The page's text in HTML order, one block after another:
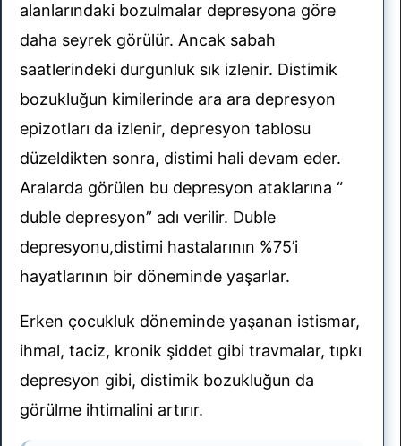
alanlarındaki bozulmalar depresyona göre
daha seyrek görülür. Ancak sabah
saatlerindeki durgunluk sık izlenir. Distimik
bozukluğun kimilerinde ara ara depresyon
epizotları da izlenir, depresyon tablosu
düzeldikten sonra, distimi hali devam eder.
Aralarda görülen bu depresyon ataklarına “
duble depresyon” adı verilir. Duble
depresyonu,distimi hastalarının %75’i
hayatlarının bir döneminde yaşarlar.
Erken çocukluk döneminde yaşanan istismar,
ihmal, taciz, kronik şiddet gibi travmalar, tıpkı
depresyon gibi, distimik bozukluğun da
görülme ihtimalini artırır.